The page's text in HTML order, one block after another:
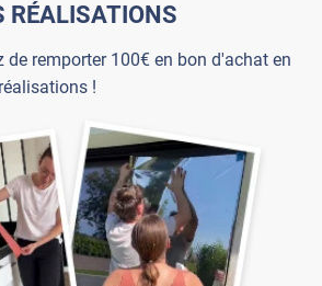
RÉALISATIONS
de remporter 100€ en bon d'achat en
!